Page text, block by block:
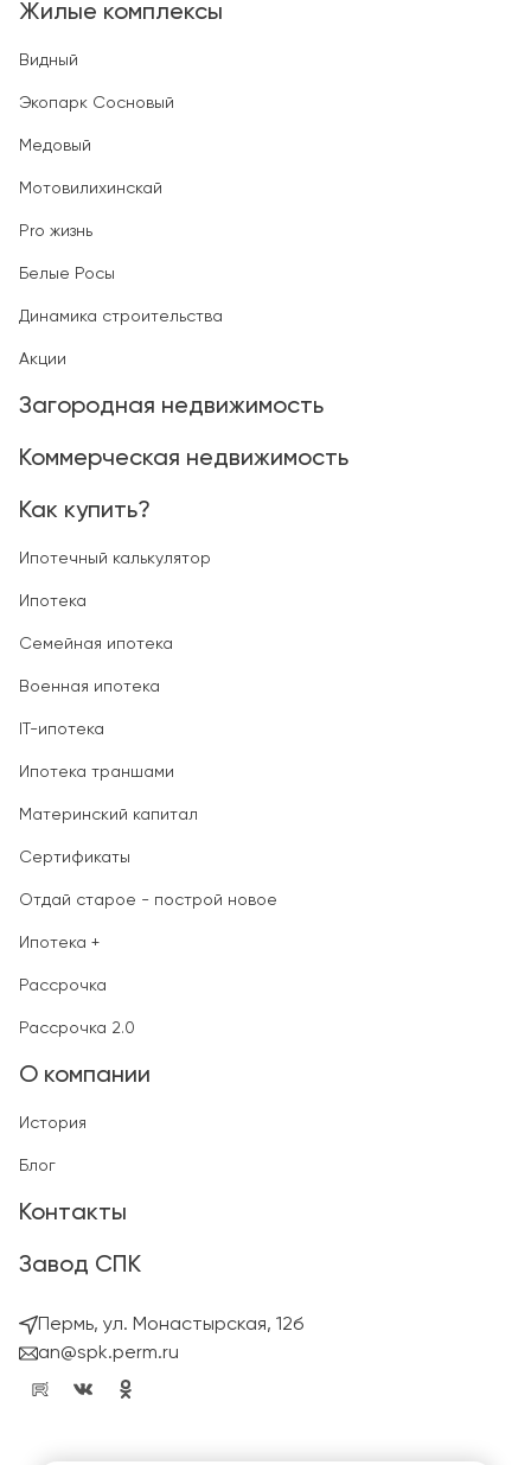
Жилые комплексы
Видный
Экопарк Сосновый
Медовый
Мотовилихинскай
Pro жизнь
Белые Росы
Динамика строительства
Акции
Загородная недвижимость
Коммерческая недвижимость
Как купить?
Ипотечный калькулятор
Ипотека
Семейная ипотека
Военная ипотека
IT-ипотека
Ипотека траншами
Материнский капитал
Сертификаты
Отдай старое - построй новое
Ипотека +
Рассрочка
Рассрочка 2.0
О компании
История
Блог
Контакты
Завод СПК
Пермь, ул. Монастырская, 12б
an@spk.perm.ru